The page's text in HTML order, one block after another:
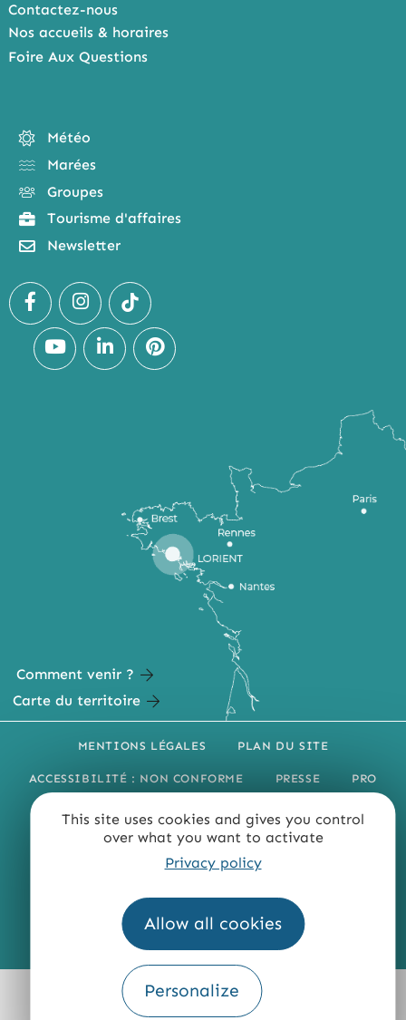
This site uses cookies and gives you control
over what you want to activate
Privacy policy
Allow all cookies
Personalize
Contactez-nous
Nos accueils & horaires
Foire Aux Questions
Météo
Marées
Groupes
Tourisme d'affaires
Newsletter
Comment venir ?
Carte du territoire
MENTIONS LÉGALES PLAN DU SITE
ACCESSIBILITÉ : NON CONFORME PRESSE PRO
QUI SOMMES-NOUS ?
Fourni par
Traduction